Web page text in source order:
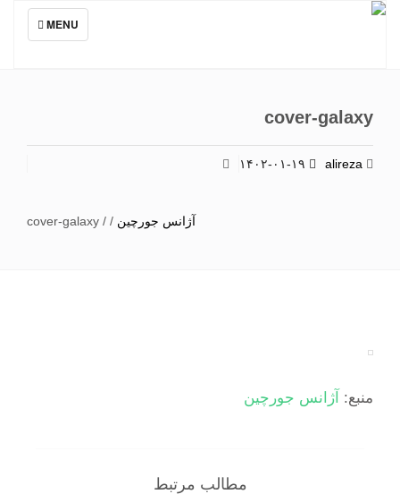
TOGGLE
NAVIGATION
MENU
cover-galaxy
alireza
آژانس جورچین/
/
cover-galaxy
منبع:آژانس جورچین
مطالب مرتبط